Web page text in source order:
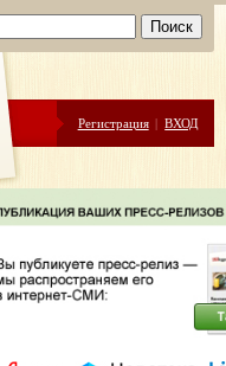
Регистрация | ВХОД